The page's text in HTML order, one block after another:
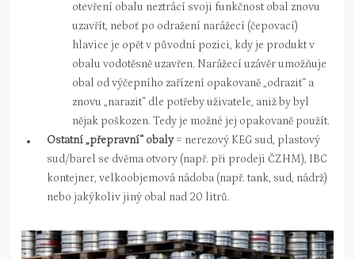
otevření obalu neztrácí svoji funkčnost obal znovu
uzavřít, neboť po odražení narážecí (čepovací)
hlavice je opět v původní pozici, kdy je produkt v
obalu vodotěsně uzavřen. Narážecí uzávěr umožňuje
obal od výčepního zařízení opakovaně „odrazit“ a
znovu „narazit“ dle potřeby uživatele, aniž by byl
nějak poškozen. Tedy je možné jej opakovaně použít.
Ostatní „přepravní“ obaly= nerezový KEG sud, plastový
sud/barel se dvěma otvory (např. při prodeji ČZHM), IBC
kontejner, velkoobjemová nádoba (např. tank, sud, nádrž)
nebo jakýkoliv jiný obal nad 20 litrů.